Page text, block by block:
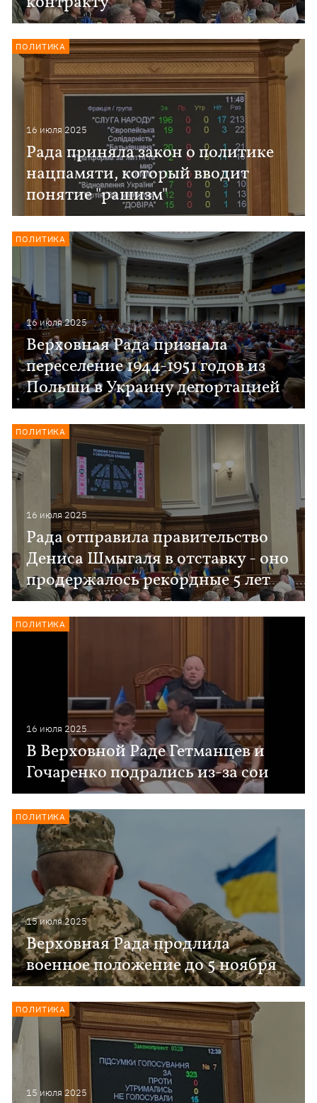
16 июля 2025
Рада приняла закон о политике
нацпамяти, который вводит
понятие "рашизм"
ПОЛИТИКА
16 июля 2025
Верховная Рада признала
переселение 1944-1951 годов из
Польши в Украину депортацией
ПОЛИТИКА
16 июля 2025
Рада отправила правительство
Дениса Шмыгаля в отставку - оно
продержалось рекордные 5 лет
ПОЛИТИКА
16 июля 2025
В Верховной Раде Гетманцев и
Гочаренко подрались из-за сои
ПОЛИТИКА
15 июля 2025
Верховная Рада продлила
военное положение до 5 ноября
ПОЛИТИКА
15 июля 2025
ПОЛИТИКА